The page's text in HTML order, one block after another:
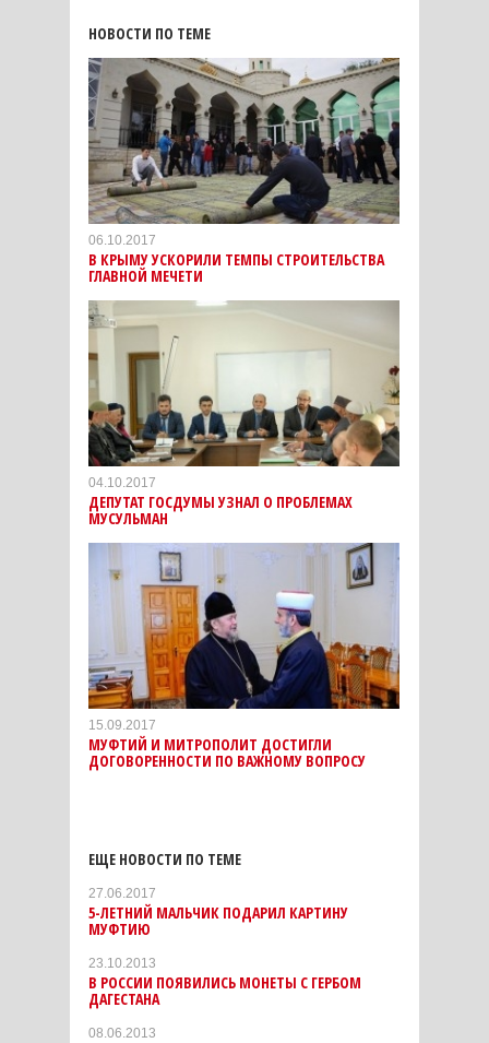
НОВОСТИ ПО ТЕМЕ
06.10.2017
В КРЫМУ УСКОРИЛИ ТЕМПЫ СТРОИТЕЛЬСТВА
ГЛАВНОЙ МЕЧЕТИ
04.10.2017
ДЕПУТАТ ГОСДУМЫ УЗНАЛ О ПРОБЛЕМАХ
МУСУЛЬМАН
15.09.2017
МУФТИЙ И МИТРОПОЛИТ ДОСТИГЛИ
ДОГОВОРЕННОСТИ ПО ВАЖНОМУ ВОПРОСУ
ЕЩЕ НОВОСТИ ПО ТЕМЕ
27.06.2017
5-ЛЕТНИЙ МАЛЬЧИК ПОДАРИЛ КАРТИНУ
МУФТИЮ
23.10.2013
В РОССИИ ПОЯВИЛИСЬ МОНЕТЫ С ГЕРБОМ
ДАГЕСТАНА
08.06.2013